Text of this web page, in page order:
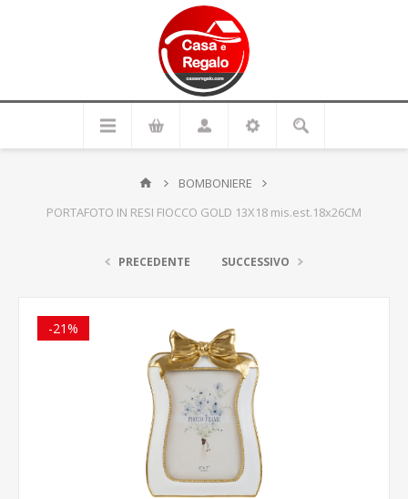
BOMBONIERE
PORTAFOTO IN RESI FIOCCO GOLD 13X18 mis.est.18x26CM
PRECEDENTE SUCCESSIVO
-21%